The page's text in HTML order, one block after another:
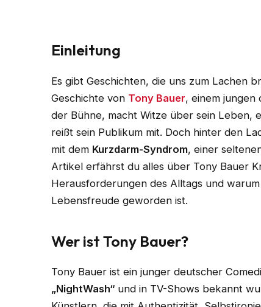
Einleitung
Es gibt Geschichten, die uns zum Lachen
Geschichte von Tony Bauer, einem jungen
der Bühne, macht Witze über sein Leben,
reißt sein Publikum mit. Doch hinter den
mit dem Kurzdarm-Syndrom, einer
Artikel erfährst du alles über Tony Bauer
Herausforderungen des Alltags und
Lebensfreude geworden ist.
Wer ist Tony Bauer?
Tony Bauer ist ein junger deutscher
„NightWash“ und in TV-Shows bekannt